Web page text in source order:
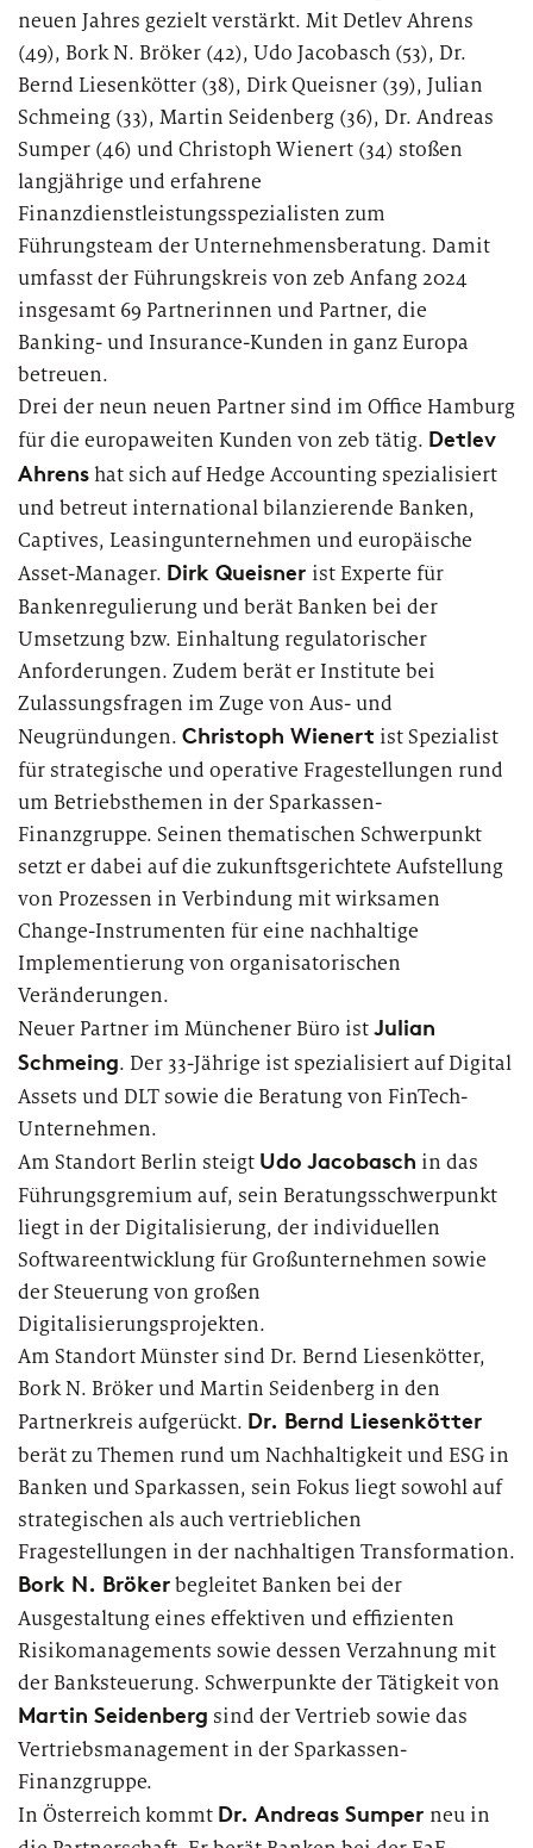
Großbanken
Pfandbriefbanken
Privatbanken
Sparkassen
Landesförderbanken
Versicherungen
Themen
Sparten
Kompositversicherer
Krankenversicherer
Lebensversicherer
Spezialinstitute &
Techunternehmen
Fintechs
Leasinggesellschaften
Digital Services Hub & Tools
Diversität & Inklusion
HR-Strategie & Management
Investment & Asset Management
IT-Compliance & Cyberresilienz
Nachhaltigkeit & ESG
Payments & Cards
Pricing & Ertrag
Private Banking & Wealth
Management
Regulierung & Sonderprüfungen
Themenfür Financial Services
Transformationskompetenz entlang der gesamten
Wertschöpfungskette
PUBLIKATION
Marktstudie unter Versicherern:
Operations der Zukunft
Insightsfür Financial Services
Die neuesten Nachrichten zu interessanten Veröffentlichungen,
Veranstaltungen, Pressemitteilungen, Interviews und vielem
mehr von zeb.
PUBLIKATION
European Asset Management Study
2026
zeb - partners forchange
Mit Unternehmergeist, strategischem Denken, aber vor
allem durch das Vertrauen unserer Kunden hat sich zeb
als eine der führenden Strategie-, Management- und IT-
Beratungen für die europäische
Finanzdienstleistungsbranche etabliert.
Mit unserer Unterstützung begegnen unsere Kunden
drängenden Themen und Herausforderungen, die sich
aus dem Wandel der Branche und neuen
aufsichtsrechtlichen Anforderungen ergeben. Gemeinsam
meistern wir die einzige Konstante – die Veränderung. Als
„partners for change“ begleiten wir Finanzintermediäre in
Europa bei ihrer erfolgreichen Transformation.
neuen Jahres gezielt verstärkt. Mit Detlev Ahrens
(49), Bork N. Bröker (42), Udo Jacobasch (53), Dr.
Bernd Liesenkötter (38), Dirk Queisner (39), Julian
Schmeing (33), Martin Seidenberg (36), Dr. Andreas
Sumper (46) und Christoph Wienert (34) stoßen
langjährige und erfahrene
Finanzdienstleistungsspezialisten zum
Führungsteam der Unternehmensberatung. Damit
umfasst der Führungskreis von zeb Anfang 2024
insgesamt 69 Partnerinnen und Partner, die
Banking- und Insurance-Kunden in ganz Europa
betreuen.
Drei der neun neuen Partner sind im Office Hamburg
für die europaweiten Kunden von zeb tätig. Detlev
Ahrenshat sich auf Hedge Accounting spezialisiert
und betreut international bilanzierende Banken,
Captives, Leasingunternehmen und europäische
Asset-Manager. Dirk Queisner ist Experte für
Bankenregulierung und berät Banken bei der
Umsetzung bzw. Einhaltung regulatorischer
Anforderungen. Zudem berät er Institute bei
Zulassungsfragen im Zuge von Aus- und
Neugründungen. Christoph Wienert ist Spezialist
für strategische und operative Fragestellungen rund
um Betriebsthemen in der Sparkassen-
Finanzgruppe. Seinen thematischen Schwerpunkt
setzt er dabei auf die zukunftsgerichtete Aufstellung
von Prozessen in Verbindung mit wirksamen
Change-Instrumenten für eine nachhaltige
Implementierung von organisatorischen
Veränderungen.
Neuer Partner im Münchener Büro istJulian
Schmeing. Der 33-Jährige ist spezialisiert auf Digital
Assets und DLT sowie die Beratung von FinTech-
Unternehmen.
Am Standort Berlin steigt Udo Jacobasch in das
Führungsgremium auf, sein Beratungsschwerpunkt
liegt in der Digitalisierung, der individuellen
Softwareentwicklung für Großunternehmen sowie
der Steuerung von großen
Digitalisierungsprojekten.
Am Standort Münster sind Dr. Bernd Liesenkötter,
Bork N. Bröker und Martin Seidenberg in den
Partnerkreis aufgerückt. Dr. Bernd Liesenkötter
berät zu Themen rund um Nachhaltigkeit und ESG in
Banken und Sparkassen, sein Fokus liegt sowohl auf
strategischen als auch vertrieblichen
Fragestellungen in der nachhaltigen Transformation.
Bork N. Brökerbegleitet Banken bei der
Ausgestaltung eines effektiven und effizienten
Risikomanagements sowie dessen Verzahnung mit
der Banksteuerung. Schwerpunkte der Tätigkeit von
Martin Seidenberg sind der Vertrieb sowie das
Vertriebsmanagement in der Sparkassen-
Finanzgruppe.
In Österreich kommt Dr. Andreas Sumper neu in